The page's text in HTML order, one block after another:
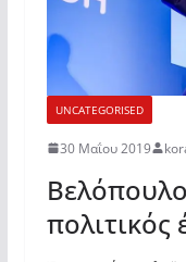
UNCATEGORISED
30 Μαΐου 2019